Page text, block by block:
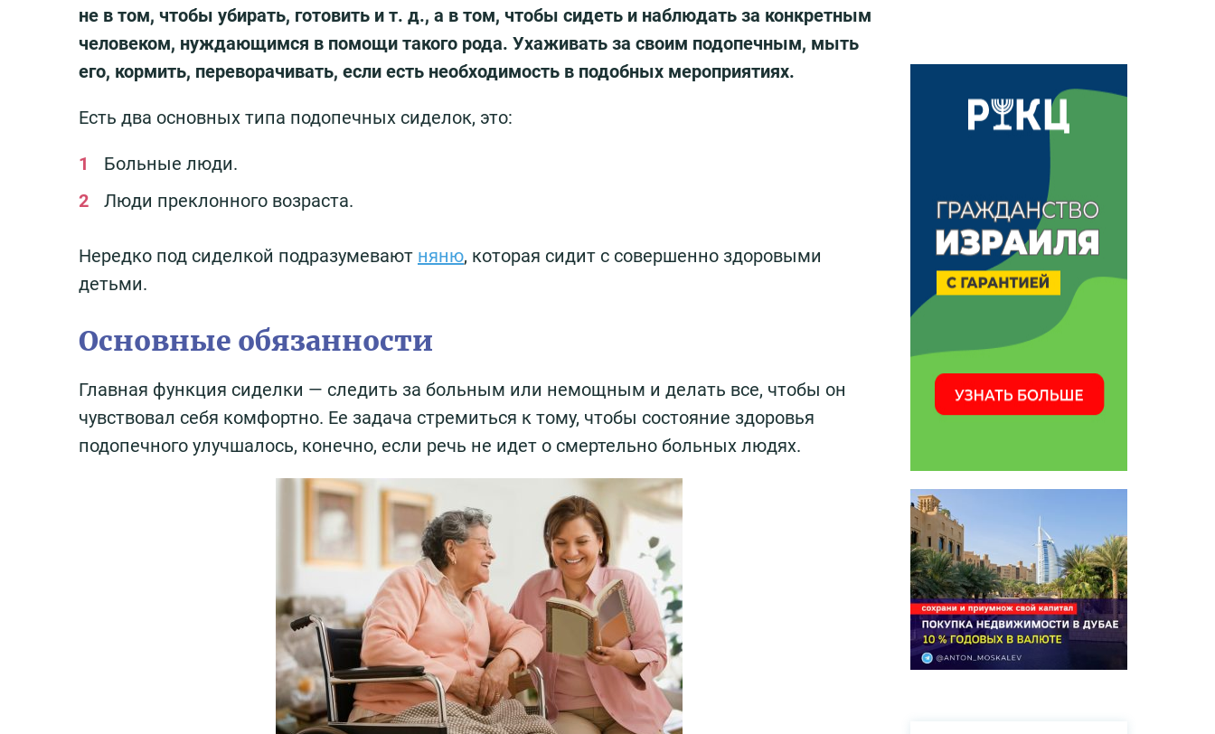
не в том, чтобы убирать, готовить и т. д., а в том, чтобы сидеть и наблюдать за конкретным
человеком, нуждающимся в помощи такого рода. Ухаживать за своим подопечным, мыть
его, кормить, переворачивать, если есть необходимость в подобных мероприятиях.
Есть два основных типа подопечных сиделок, это:
Больные люди.
Люди преклонного возраста.
Нередко под сиделкой подразумевают няню, которая сидит с совершенно здоровыми
детьми.
Основные обязанности
Главная функция сиделки — следить за больным или немощным и делать все, чтобы он
чувствовал себя комфортно. Ее задача стремиться к тому, чтобы состояние здоровья
подопечного улучшалось, конечно, если речь не идет о смертельно больных людях.